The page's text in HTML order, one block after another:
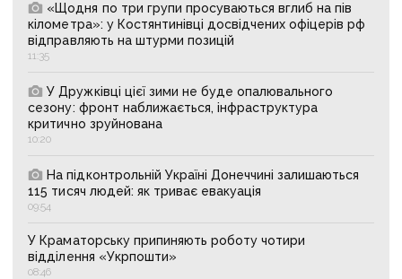
«Щодня по три групи просуваються вглиб на пів
кілометра»: у Костянтинівці досвідчених офіцерів рф
відправляють на штурми позицій
11:35
У Дружківці цієї зими не буде опалювального
сезону: фронт наближається, інфраструктура
критично зруйнована
10:20
На підконтрольній Україні Донеччині залишаються
115 тисяч людей: як триває евакуація
09:54
У Краматорську припиняють роботу чотири
відділення «Укрпошти»
08:46